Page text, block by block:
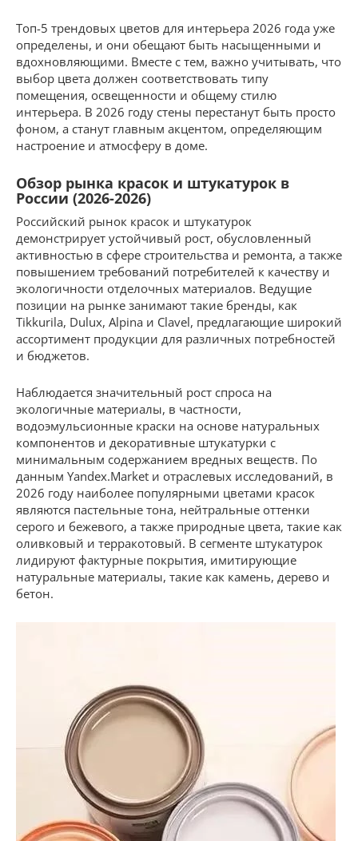
Топ-5 трендовых цветов для интерьера 2026 года уже
определены, и они обещают быть насыщенными и
вдохновляющими. Вместе с тем, важно учитывать, что
выбор цвета должен соответствовать типу
помещения, освещенности и общему стилю
интерьера. В 2026 году стены перестанут быть просто
фоном, а станут главным акцентом, определяющим
настроение и атмосферу в доме.
Обзор рынка красок и штукатурок в
России (2026-2026)
Российский рынок красок и штукатурок
демонстрирует устойчивый рост, обусловленный
активностью в сфере строительства и ремонта, а также
повышением требований потребителей к качеству и
экологичности отделочных материалов. Ведущие
позиции на рынке занимают такие бренды, как
Tikkurila, Dulux, Alpina и Clavel, предлагающие широкий
ассортимент продукции для различных потребностей
и бюджетов.
Наблюдается значительный рост спроса на
экологичные материалы, в частности,
водоэмульсионные краски на основе натуральных
компонентов и декоративные штукатурки с
минимальным содержанием вредных веществ. По
данным Yandex.Market и отраслевых исследований, в
2026 году наиболее популярными цветами красок
являются пастельные тона, нейтральные оттенки
серого и бежевого, а также природные цвета, такие как
оливковый и терракотовый. В сегменте штукатурок
лидируют фактурные покрытия, имитирующие
натуральные материалы, такие как камень, дерево и
бетон.